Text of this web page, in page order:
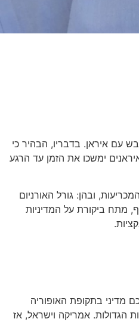
עם איראן. בדבריו, הבהיר כי
ימשכו את הזמן עד הרגע
ובהן: גורל האורניום
הסלמה ואיומים מצד איראן. בנוסף, מתח ביקורת על המדיניות
מדיני בתקופת האופוריה
הגדולות. אמריקה וישראל, אז